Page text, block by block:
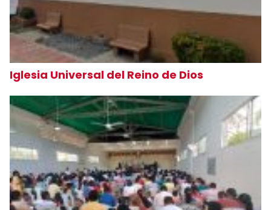
Iglesia Universal del Reino de Dios